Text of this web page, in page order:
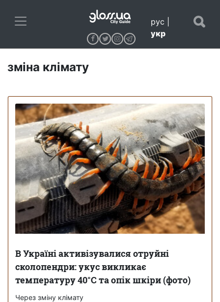
рус
укр
зміна клімату
В Україні активізувалися отруйні
сколопендри: укус викликає
температуру 40°C та опік шкіри (фото)
Через зміну клімату